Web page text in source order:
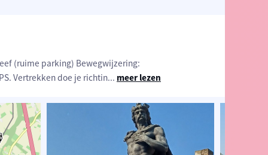
(ruime parking) Bewegwijzering:
Vertrekken doe je richtin... meer lezen